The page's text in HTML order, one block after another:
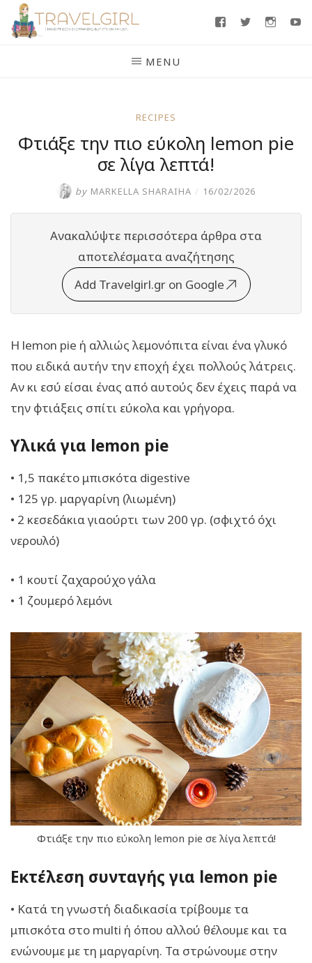
Skip
FacebookTwitter
MENU
RECIPES
Φτιάξε την πιο εύκολη lemon pie
σε λίγα λεπτά!
by MARKELLA SHARAIHA / 16/02/2026
Ανακαλύψτε περισσότερα άρθρα στα
αποτελέσματα αναζήτησης
Add Travelgirl.gr on Google
Η lemon pie ή αλλιώς λεμονόπιτα είναι ένα γλυκό
που ειδικά αυτήν την εποχή έχει πολλούς λάτρεις.
Αν κι εσύ είσαι ένας από αυτούς δεν έχεις παρά να
την φτιάξεις σπίτι εύκολα και γρήγορα.
Υλικά για lemon pie
• 1,5 πακέτο μπισκότα digestive
• 125 γρ. μαργαρίνη (λιωμένη)
• 2 κεσεδάκια γιαούρτι των 200 γρ. (σφιχτό όχι
νερουλό)
• 1 κουτί ζαχαρούχο γάλα
• 1 ζουμερό λεμόνι
Φτιάξε την πιο εύκολη lemon pie σε λίγα λεπτά!
Εκτέλεση συνταγής για lemon pie
• Κατά τη γνωστή διαδικασία τρίβουμε τα
μπισκότα στο multi ή όπου αλλού θέλουμε και τα
ενώνουμε με τη μαργαρίνη. Τα στρώνουμε στην